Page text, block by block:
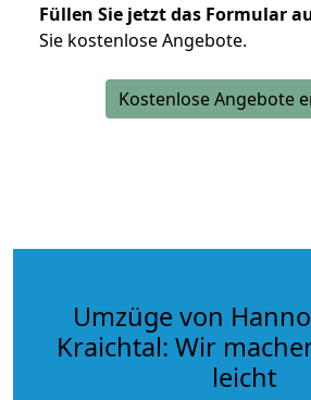
Füllen Sie jetzt das Formular
Sie kostenlose Angebote.
Kostenlose Angebote
Umzüge von
Kraichtal: Wir
leicht